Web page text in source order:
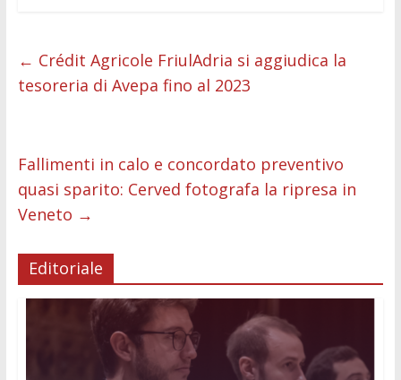
b
o
k
er l s
A
p
e
n
er
di
t
e di
← Crédit Agricole FriulAdria si aggiudica la
tesoreria di Avepa fino al 2023
Fallimenti in calo e concordato preventivo
quasi sparito: Cerved fotografa la ripresa in
Veneto →
Editoriale